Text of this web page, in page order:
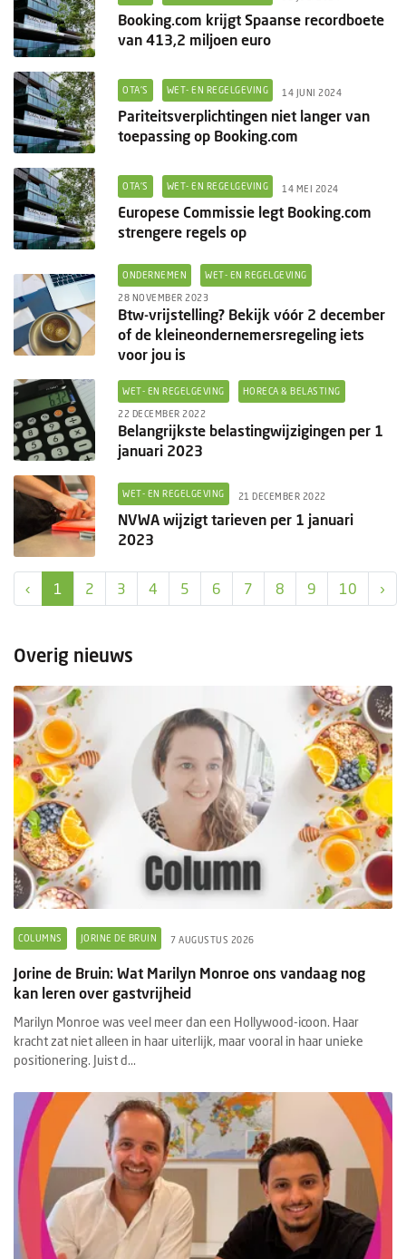
Booking.com krijgt Spaanse recordboete
van 413,2 miljoen euro
OTA'S WET- EN REGELGEVING 14 JUNI 2024
Pariteitsverplichtingen niet langer van
toepassing op Booking.com
OTA'S WET- EN REGELGEVING 14 MEI 2024
Europese Commissie legt Booking.com
strengere regels op
ONDERNEMEN WET- EN REGELGEVING
28 NOVEMBER 2023
Btw-vrijstelling? Bekijk vóór 2 december
of de kleineondernemersregeling iets
voor jou is
WET- EN REGELGEVING HORECA & BELASTING
22 DECEMBER 2022
Belangrijkste belastingwijzigingen per 1
januari 2023
WET- EN REGELGEVING 21 DECEMBER 2022
NVWA wijzigt tarieven per 1 januari
2023
‹ 1 2 3 4 5 6 7 8 9 10 ›
Overig nieuws
COLUMNS JORINE DE BRUIN 7 AUGUSTUS 2026
Jorine de Bruin: Wat Marilyn Monroe ons vandaag nog
kan leren over gastvrijheid
Marilyn Monroe was veel meer dan een Hollywood-icoon. Haar
kracht zat niet alleen in haar uiterlijk, maar vooral in haar unieke
positionering. Juist d...